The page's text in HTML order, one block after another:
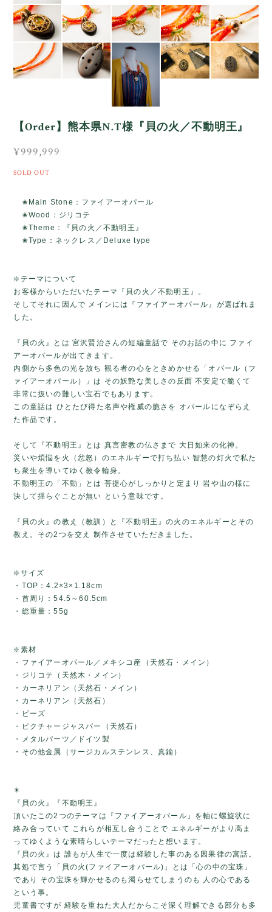
【Order】熊本県N.T様『貝の火／不動明王』
¥999,999
SOLD OUT
✬Main Stone：ファイアーオパール
✬Wood：ジリコテ
✬Theme：『貝の火／不動明王』
✬Type：ネックレス／Deluxe type
❇️テーマについて
お客様からいただいたテーマ『貝の火／不動明王』。
そしてそれに因んで メインには『ファイアーオパール』が選ばれま
した。
『貝の火』とは 宮沢賢治さんの短編童話で そのお話の中に ファイ
アーオパールが出てきます。
内側から多色の光を放ち 観る者の心をときめかせる「オパール（フ
ァイアーオパール）」は その妖艶な美しさの反面 不安定で脆くて
非常に扱いの難しい宝石でもあります。
この童話は ひとたび得た名声や権威の脆さを オパールになぞらえ
た作品です。
そして『不動明王』とは 真言密教の仏さまで 大日如来の化神。
災いや煩悩を火（忿怒）のエネルギーで打ち払い 智慧の灯火で私た
ち衆生を導いてゆく教令輪身。
不動明王の「不動」とは 菩提心がしっかりと定まり 岩や山の様に
決して揺らぐことが無い という意味です。
『貝の火』の教え（教訓）と『不動明王』の火のエネルギーとその
教え。その2つを交え 制作させていただきました。
❇️サイズ
・TOP：4.2×3×1.18cm
・首周り：54.5～60.5cm
・総重量：55g
❇️素材
・ファイアーオパール／メキシコ産（天然石・メイン）
・ジリコテ（天然木・メイン）
・カーネリアン（天然石・メイン）
・カーネリアン（天然石）
・ビーズ
・ピクチャージャスパー（天然石）
・メタルパーツ／ドイツ製
・その他金属（サージカルステンレス、真鍮）
✴️
『貝の火』『不動明王』
頂いたこの2つのテーマは『ファイアーオパール』を軸に螺旋状に
絡み合っていて これらが相互し合うことで エネルギーがより高ま
ってゆくような素晴らしいテーマだったと想います。
『貝の火』は 誰もが人生で一度は経験した事のある因果律の寓話。
其処で言う「貝の火(ファイアーオパール)」とは「心の中の宝珠」
であり その宝珠を輝かせるのも濁らせてしまうのも 人の心である
という事。
児童書ですが 経験を重ねた大人だからこそ深く理解できる部分も多